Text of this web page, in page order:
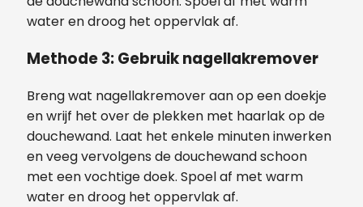
water en droog het oppervlak af.
Methode 3: Gebruik nagellakremover
Breng wat nagellakremover aan op een doekje
en wrijf het over de plekken met haarlak op de
douchewand. Laat het enkele minuten inwerken
en veeg vervolgens de douchewand schoon
met een vochtige doek. Spoel af met warm
water en droog het oppervlak af.